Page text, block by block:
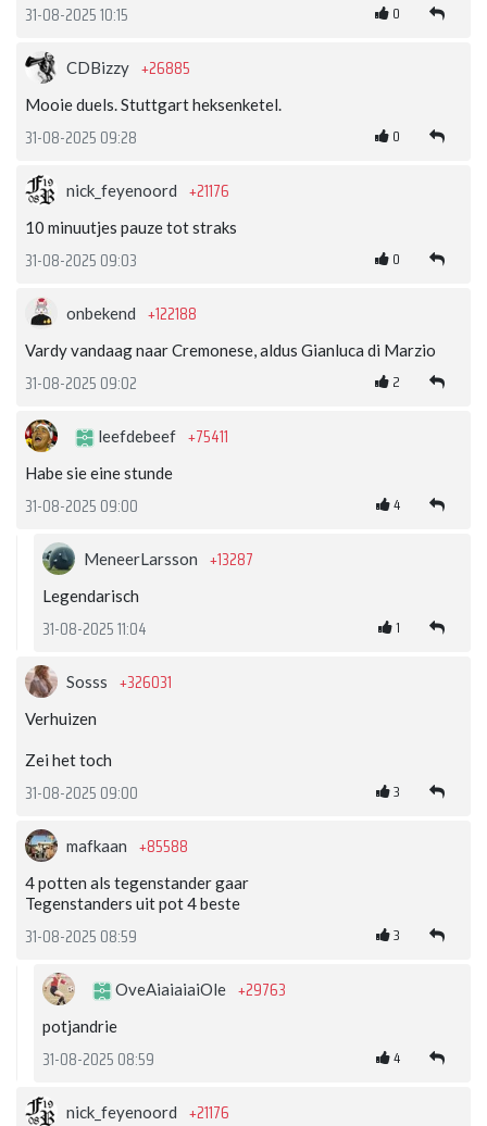
31-08-2025 10:15 0
CDBizzy +26885
Mooie duels. Stuttgart heksenketel.
31-08-2025 09:28 0
nick_feyenoord +21176
10 minuutjes pauze tot straks
31-08-2025 09:03 0
onbekend +122188
Vardy vandaag naar Cremonese, aldus Gianluca di Marzio
31-08-2025 09:02 2
leefdebeef +75411
Habe sie eine stunde
31-08-2025 09:00 4
MeneerLarsson +13287
Legendarisch
31-08-2025 11:04 1
Sosss +326031
Verhuizen
Zei het toch
31-08-2025 09:00 3
mafkaan +85588
4 potten als tegenstander gaar
Tegenstanders uit pot 4 beste
31-08-2025 08:59 3
OveAiaiaiaiOle +29763
potjandrie
31-08-2025 08:59 4
nick_feyenoord +21176